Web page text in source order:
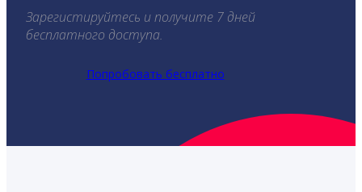
Зарегистируйтесь и получите 7 дней
бесплатного доступа.
Попробовать бесплатно